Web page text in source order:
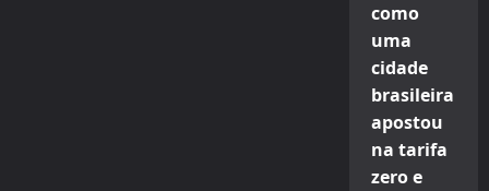
como
uma
cidade
brasileira
apostou
na tarifa
zero e